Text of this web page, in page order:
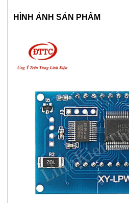
HÌNH ẢNH SẢN PHẨM